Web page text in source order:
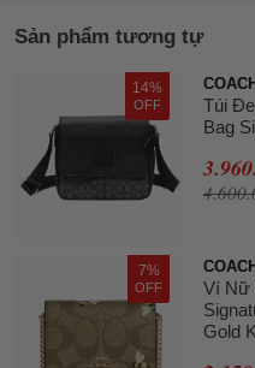
Sản phẩm tương tự
14%
OFF
COACH
Túi
Bag
7%
OFF
COACH
Ví Nữ
Gold